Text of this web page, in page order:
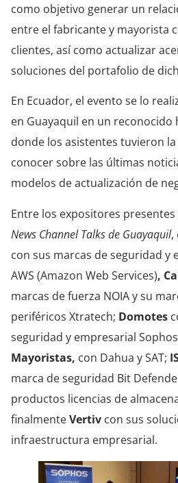
como objetivo generar un
entre el fabricante y mayorista
clientes, así como actualizar
soluciones del portafolio de
En Ecuador, el evento se lo
en Guayaquil en un reconocido
donde los asistentes tuvieron
conocer sobre las últimas
modelos de actualización de
Entre los expositores presentes
News Channel Talks de Guayaquil,
con sus marcas de seguridad y
AWS (Amazon Web Services),
marcas de fuerza NOIA y su
periféricos Xtratech; Domotes
seguridad y empresarial
Mayoristas, con Dahua y SAT;
marca de seguridad Bit
productos licencias de
finalmenteVertiv con sus
infraestructura empresarial.